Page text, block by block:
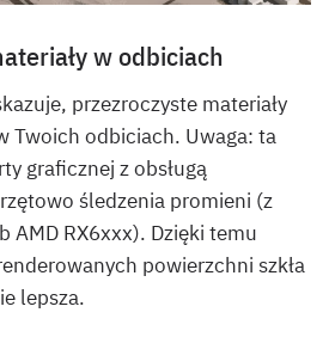
w odbiciach
przezroczyste materiały
Twoich odbiciach. Uwaga: ta
graficznej z obsługą
śledzenia promieni (z
AMD RX6xxx). Dzięki temu
powierzchni szkła
lepsza.